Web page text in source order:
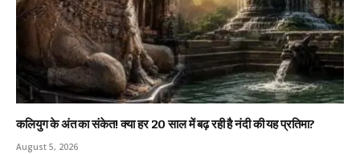
कलियुग के अंत का संकेत! क्या हर 20 साल में बढ़ रही है नंदी की यह प्रतिमा?
August 5, 2026